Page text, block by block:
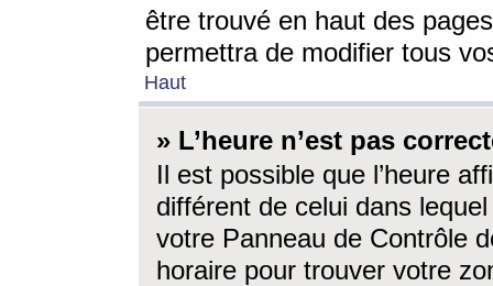
être trouvé en haut des
permettra de modifier tous
Haut
» L’heure n’est pas
Il est possible que l’heure
différent de celui dans
votre Panneau de Contrôle
horaire pour trouver votre